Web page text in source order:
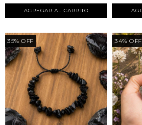
35% OFF 34% OFF